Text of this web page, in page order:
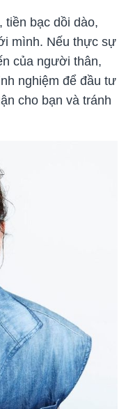
tiền bạc dồi dào,
mình. Nếu thực sự
của người thân,
nghiệm để đầu tư
cho bạn và tránh